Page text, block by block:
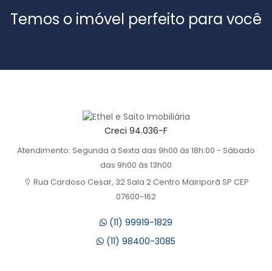
Temos o imóvel perfeito para você
Creci 94.036-F
Atendimento: Segunda à Sexta das 9h00 às 18h:00 - Sábado
das 9h00 às 13h00
Rua Cardoso Cesar, 32 Sala 2 Centro Mairiporã SP CEP
07600-162
(11) 99919-1829
(11) 98400-3085